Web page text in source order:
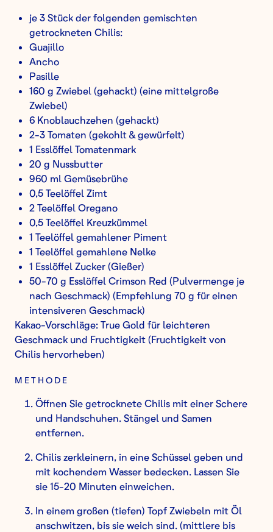
je 3 Stück der folgenden gemischten
getrockneten Chilis:
Guajillo
Ancho
Pasille
160 g Zwiebel (gehackt) (eine mittelgroße
Zwiebel)
6 Knoblauchzehen (gehackt)
2-3 Tomaten (gekohlt & gewürfelt)
1 Esslöffel Tomatenmark
20 g Nussbutter
960 ml Gemüsebrühe
0,5 Teelöffel Zimt
2 Teelöffel Oregano
0,5 Teelöffel Kreuzkümmel
1 Teelöffel gemahlener Piment
1 Teelöffel gemahlene Nelke
1 Esslöffel Zucker (Gießer)
50-70 g Esslöffel Crimson Red (Pulvermenge je
nach Geschmack) (Empfehlung 70 g für einen
intensiveren Geschmack)
Kakao-Vorschläge: True Gold für leichteren
Geschmack und Fruchtigkeit (Fruchtigkeit von
Chilis hervorheben)
METHODE
Öffnen Sie getrocknete Chilis mit einer Schere
und Handschuhen. Stängel und Samen
entfernen.
Chilis zerkleinern, in eine Schüssel geben und
mit kochendem Wasser bedecken. Lassen Sie
sie 15-20 Minuten einweichen.
In einem großen (tiefen) Topf Zwiebeln mit Öl
anschwitzen, bis sie weich sind. (mittlere bis